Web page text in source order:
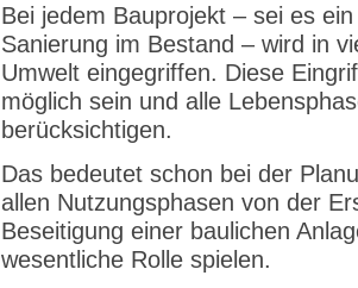
Bei jedem Bauprojekt – sei es
Sanierung im Bestand – wird in
Umwelt eingegriffen. Diese
möglich sein und alle
berücksichtigen.
Das bedeutet schon bei der
allen Nutzungsphasen von der
Beseitigung einer baulichen
wesentliche Rolle spielen.